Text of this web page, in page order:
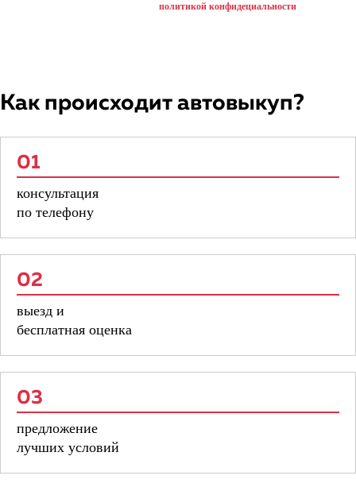
политикой конфидециальности
Как происходит автовыкуп?
01
консультация
по телефону
02
выезд и
бесплатная оценка
03
предложение
лучших условий